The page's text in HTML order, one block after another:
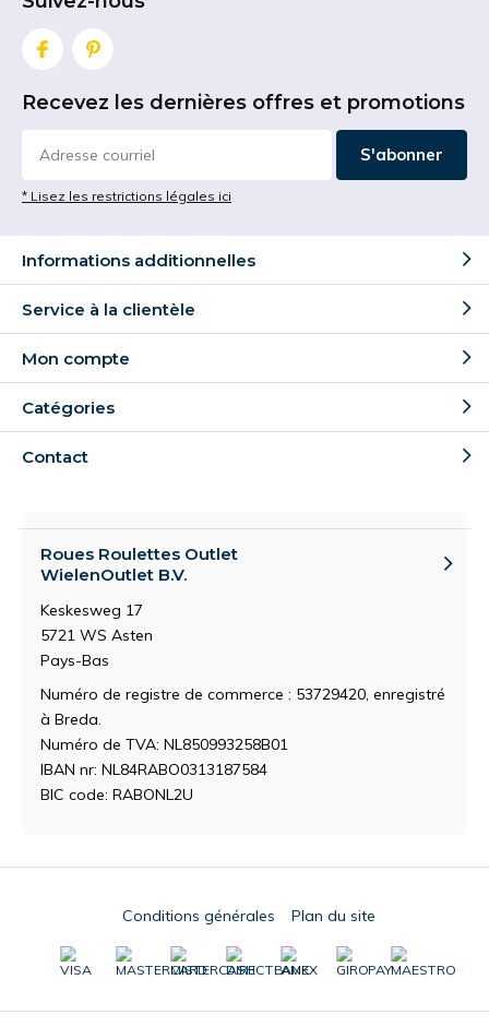
Recevez les dernières offres et promotions
S'abonner
* Lisez les restrictions légales ici
Informations additionnelles
Service à la clientèle
Mon compte
Catégories
Contact
Roues Roulettes Outlet
WielenOutlet B.V.
Keskesweg 17
5721 WS Asten
Pays-Bas
Numéro de registre de commerce : 53729420, enregistré
à Breda.
Numéro de TVA: NL850993258B01
IBAN nr: NL84RABO0313187584
BIC code: RABONL2U
Conditions générales Plan du site